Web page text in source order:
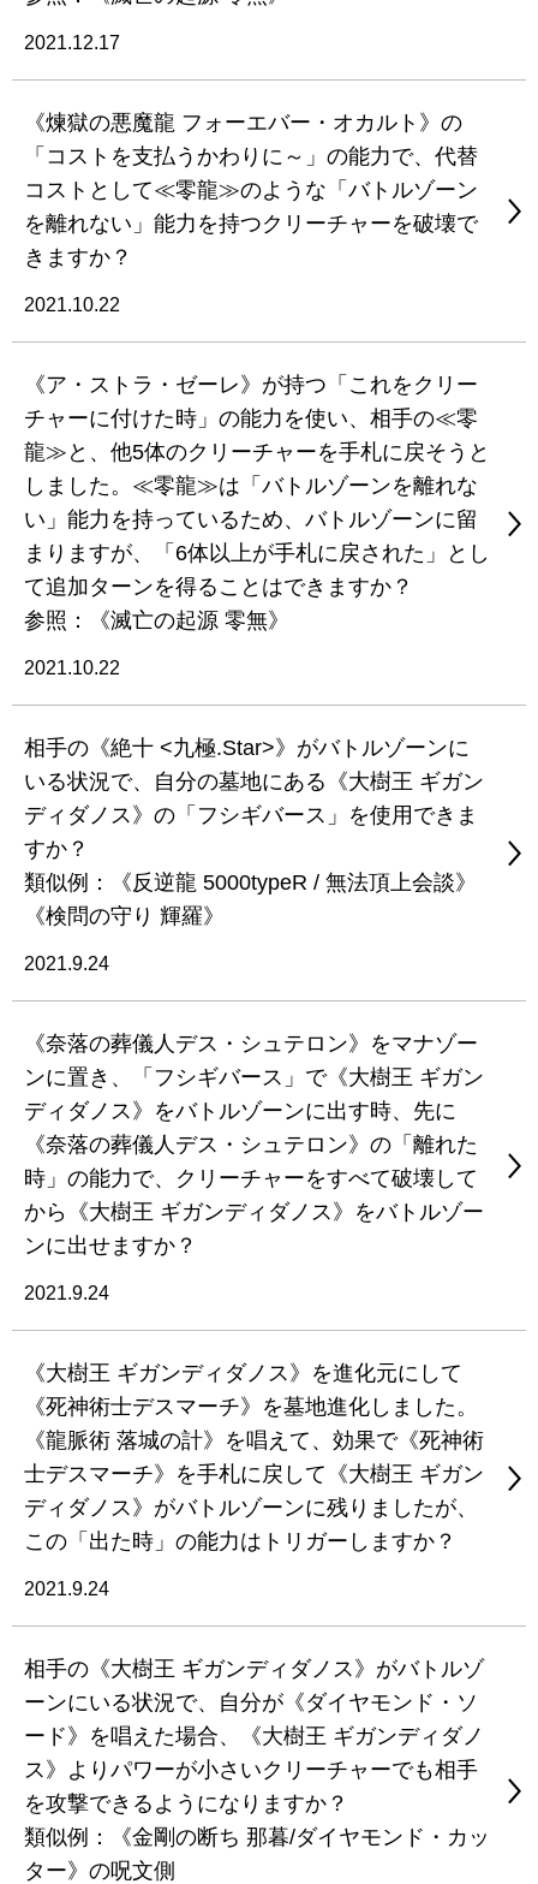
2021.12.17
《煉獄の悪魔龍 フォーエバー・オカルト》の
「コストを支払うかわりに～」の能力で、代替
コストとして≪零龍≫のような「バトルゾーン
を離れない」能力を持つクリーチャーを破壊で
きますか？
2021.10.22
《ア・ストラ・ゼーレ》が持つ「これをクリー
チャーに付けた時」の能力を使い、相手の≪零
龍≫と、他5体のクリーチャーを手札に戻そうと
しました。≪零龍≫は「バトルゾーンを離れな
い」能力を持っているため、バトルゾーンに留
まりますが、「6体以上が手札に戻された」とし
て追加ターンを得ることはできますか？
参照：《滅亡の起源 零無》
2021.10.22
相手の《絶十 <九極.Star>》がバトルゾーンに
いる状況で、自分の墓地にある《大樹王 ギガン
ディダノス》の「フシギバース」を使用できま
すか？
類似例：《反逆龍 5000typeR / 無法頂上会談》
《検問の守り 輝羅》
2021.9.24
《奈落の葬儀人デス・シュテロン》をマナゾー
ンに置き、「フシギバース」で《大樹王 ギガン
ディダノス》をバトルゾーンに出す時、先に
《奈落の葬儀人デス・シュテロン》の「離れた
時」の能力で、クリーチャーをすべて破壊して
から《大樹王 ギガンディダノス》をバトルゾー
ンに出せますか？
2021.9.24
《大樹王 ギガンディダノス》を進化元にして
《死神術士デスマーチ》を墓地進化しました。
《龍脈術 落城の計》を唱えて、効果で《死神術
士デスマーチ》を手札に戻して《大樹王 ギガン
ディダノス》がバトルゾーンに残りましたが、
この「出た時」の能力はトリガーしますか？
2021.9.24
相手の《大樹王 ギガンディダノス》がバトルゾ
ーンにいる状況で、自分が《ダイヤモンド・ソ
ード》を唱えた場合、《大樹王 ギガンディダノ
ス》よりパワーが小さいクリーチャーでも相手
を攻撃できるようになりますか？
類似例：《金剛の断ち 那暮/ダイヤモンド・カッ
ター》の呪文側